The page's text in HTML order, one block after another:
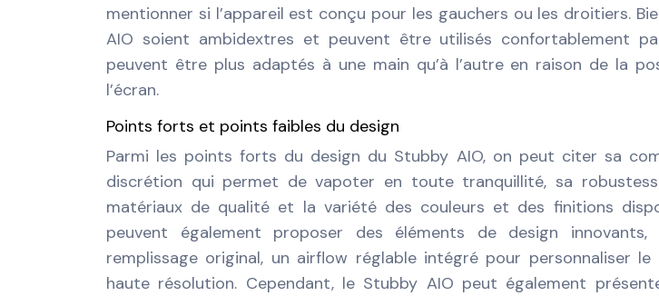
mentionner si l’appareil est conçu pour les gauchers ou les droitiers.
AIO soient ambidextres et peuvent être utilisés confortablement
peuvent être plus adaptés à une main qu’à l’autre en raison de la
l’écran.
Points forts et points faibles du design
Parmi les points forts du design du Stubby AIO, on peut citer sa
discrétion qui permet de vapoter en toute tranquillité, sa
matériaux de qualité et la variété des couleurs et des finitions
peuvent également proposer des éléments de design
remplissage original, un airflow réglable intégré pour personnaliser
haute résolution. Cependant, le Stubby AIO peut également